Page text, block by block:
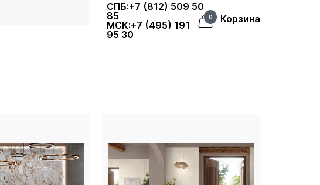
СПБ:+7 (812) 509 50
85
МСК:+7 (495) 191
95 30
0 Корзина